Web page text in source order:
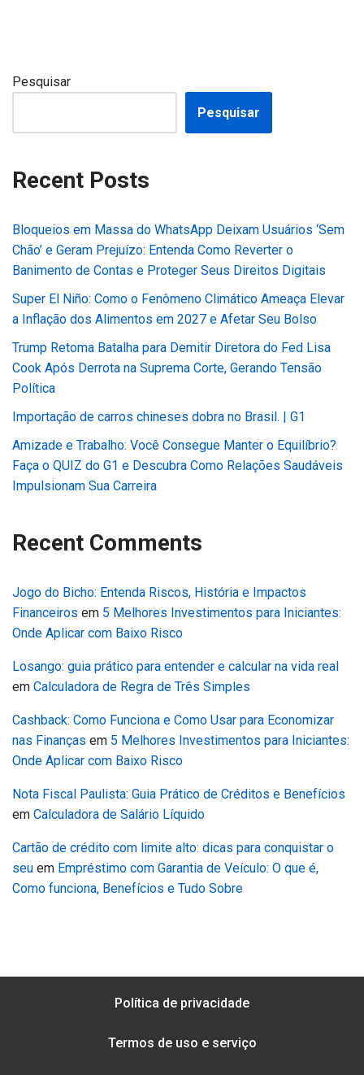
Pesquisar
Pesquisar
Recent Posts
Bloqueios em Massa do WhatsApp Deixam Usuários ‘Sem
Chão’ e Geram Prejuízo: Entenda Como Reverter o
Banimento de Contas e Proteger Seus Direitos Digitais
Super El Niño: Como o Fenômeno Climático Ameaça Elevar
a Inflação dos Alimentos em 2027 e Afetar Seu Bolso
Trump Retoma Batalha para Demitir Diretora do Fed Lisa
Cook Após Derrota na Suprema Corte, Gerando Tensão
Política
Importação de carros chineses dobra no Brasil. | G1
Amizade e Trabalho: Você Consegue Manter o Equilíbrio?
Faça o QUIZ do G1 e Descubra Como Relações Saudáveis
Impulsionam Sua Carreira
Recent Comments
Jogo do Bicho: Entenda Riscos, História e Impactos
Financeiros em 5 Melhores Investimentos para Iniciantes:
Onde Aplicar com Baixo Risco
Losango: guia prático para entender e calcular na vida real
em Calculadora de Regra de Três Simples
Cashback: Como Funciona e Como Usar para Economizar
nas Finanças em 5 Melhores Investimentos para Iniciantes:
Onde Aplicar com Baixo Risco
Nota Fiscal Paulista: Guia Prático de Créditos e Benefícios
em Calculadora de Salário Líquido
Cartão de crédito com limite alto: dicas para conquistar o
seu em Empréstimo com Garantia de Veículo: O que é,
Como funciona, Benefícios e Tudo Sobre
Política de privacidade
Termos de uso e serviço